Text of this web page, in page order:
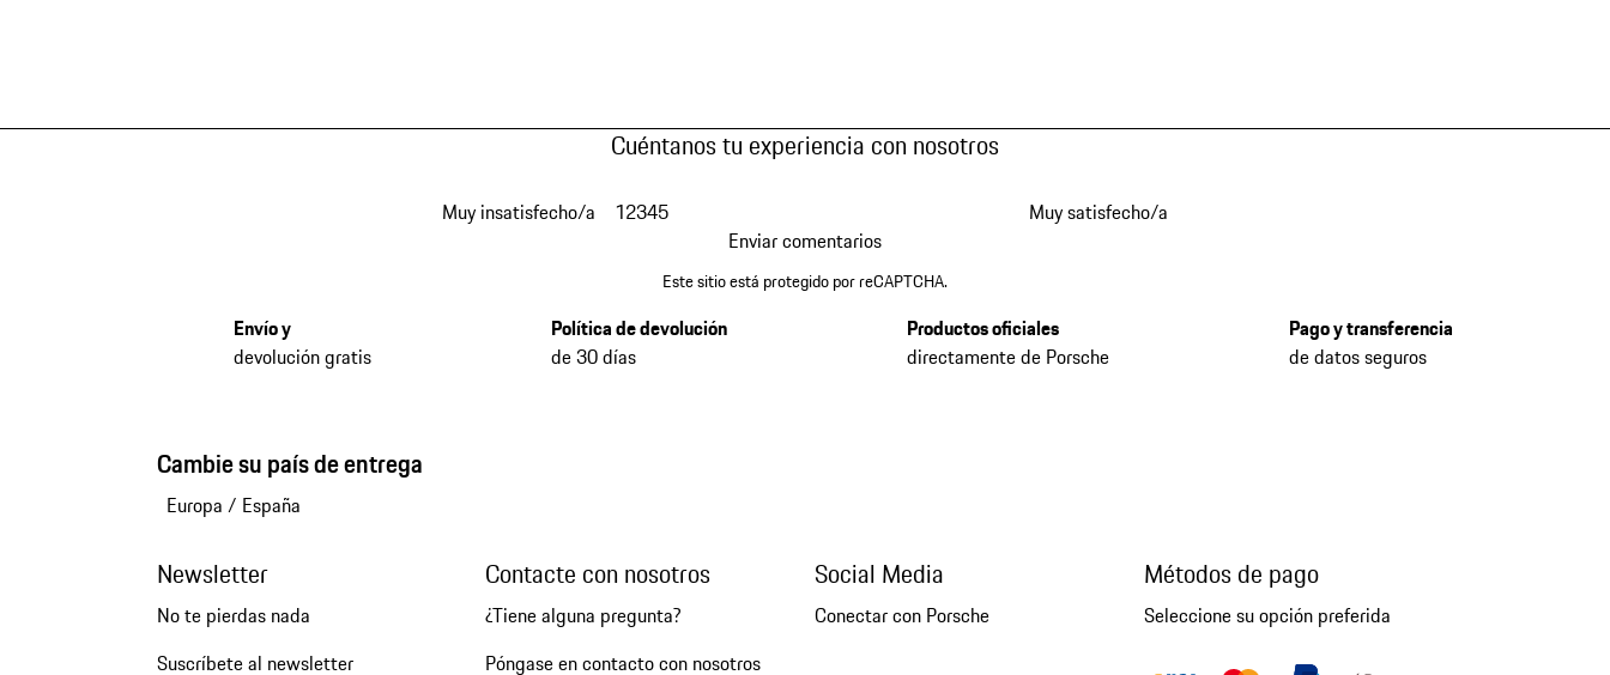
Cuéntanos tu experiencia con nosotros
Muy insatisfecho/a 12345
Muy satisfecho/a
Enviar comentarios
Este sitio está protegido por reCAPTCHA.
Envío y
devolución gratis
Política de devolución
de 30 días
Productos oficiales
directamente de Porsche
Pago y transferencia
de datos seguros
Cambie su país de entrega
Europa / España
Newsletter
No te pierdas nada
Suscríbete al newsletter
Contacte con nosotros
¿Tiene alguna pregunta?
Póngase en contacto con nosotros
Social Media
Conectar con Porsche
Métodos de pago
Seleccione su opción preferida